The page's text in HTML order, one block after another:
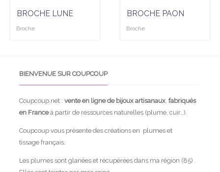
BROCHE LUNE
Broche
BROCHE PAON
Broche
BIENVENUE SUR COUPCOUP
Coupcoup.net : vente en ligne de bijoux artisanaux fabriqués
en Franceà partir de ressources naturelles (plume, cuir…).
Coupcoup vous présente des créations en plumes et
tissage français.
Les plumes sont glanées et récupérées dans ma région (85) .